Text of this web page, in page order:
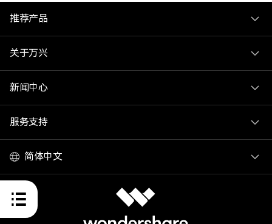
推荐产品
关于万兴
新闻中心
服务支持
简体中文